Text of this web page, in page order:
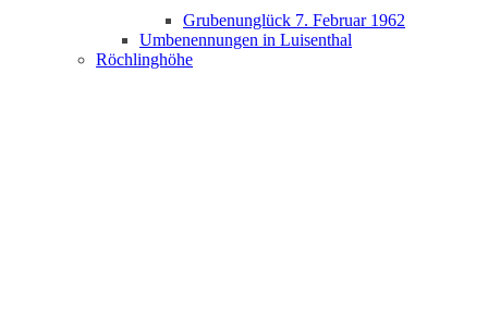
Grubenunglück 7. Februar 1962
Umbenennungen in Luisenthal
Röchlinghöhe